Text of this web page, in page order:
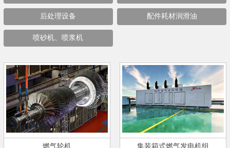
后处理设备 配件耗材润滑油
喷砂机、喷浆机
燃气轮机 集装箱式燃气发电机组